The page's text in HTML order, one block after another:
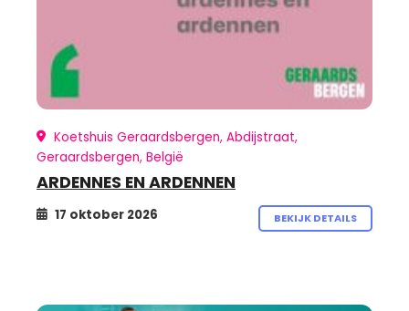
Koetshuis Geraardsbergen, Abdijstraat,
Geraardsbergen, België
ARDENNES EN ARDENNEN
17 oktober 2026 BEKIJK DETAILS